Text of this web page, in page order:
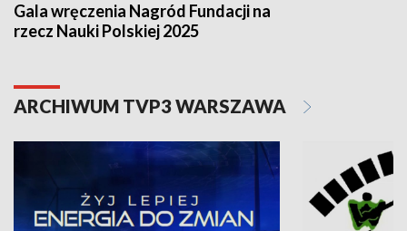
Gala wręczenia Nagród Fundacji na
rzecz Nauki Polskiej 2025
ARCHIWUM TVP3 WARSZAWA